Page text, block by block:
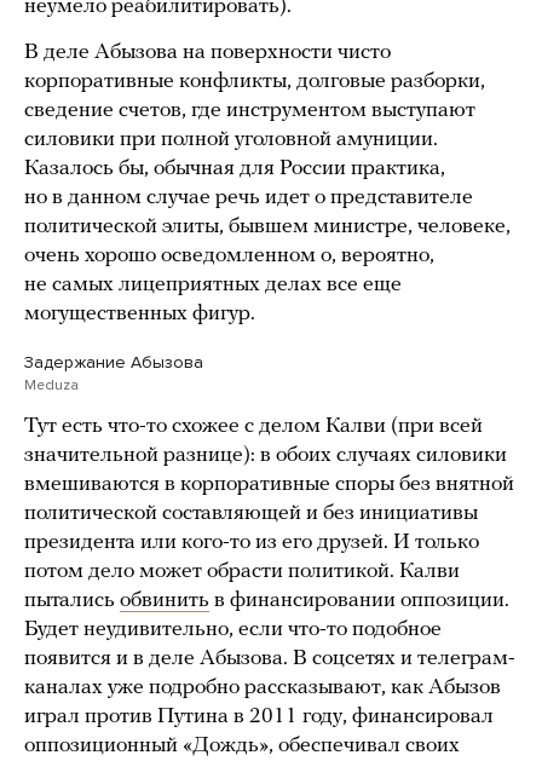
неумело реабилитировать).
В деле Абызова на поверхности чисто
корпоративные конфликты, долговые разборки,
сведение счетов, где инструментом выступают
силовики при полной уголовной амуниции.
Казалось бы, обычная для России практика,
но в данном случае речь идет о представителе
политической элиты, бывшем министре, человеке,
очень хорошо осведомленном о, вероятно,
не самых лицеприятных делах все еще
могущественных фигур.
Задержание Абызова
Meduza
Тут есть что-то схожее с делом Калви (при всей
значительной разнице): в обоих случаях силовики
вмешиваются в корпоративные споры без внятной
политической составляющей и без инициативы
президента или кого-то из его друзей. И только
потом дело может обрасти политикой. Калви
пытались обвинить в финансировании оппозиции.
Будет неудивительно, если что-то подобное
появится и в деле Абызова. В соцсетях и телеграм-
каналах уже подробно рассказывают, как Абызов
играл против Путина в 2011 году, финансировал
оппозиционный «Дождь», обеспечивал своих